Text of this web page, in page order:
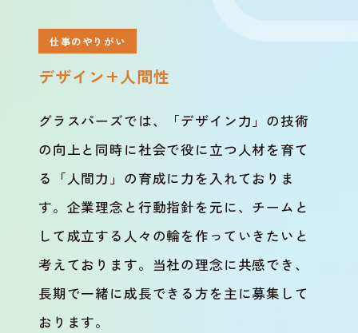
仕事のやりがい
デザイン+人間性
グラスパーズでは、「デザイン力」の技術
の向上と同時に社会で役に立つ人材を育て
る「人間力」の育成に力を入れておりま
す。企業理念と行動指針を元に、チームと
して成立する人々の輪を作っていきたいと
考えております。当社の理念に共感でき、
長期で一緒に成長できる方を主に募集して
おります。